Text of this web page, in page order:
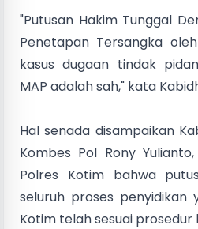
"Putusan Hakim Tunggal
Penetapan Tersangka
kasus dugaan tindak
MAP adalah sah," kata
Hal senada disampaikan
Kombes Pol Rony
Polres Kotim bahwa
seluruh proses penyidikan
Kotim telah sesuai prosedur